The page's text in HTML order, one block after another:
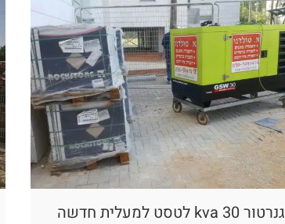
גנרטור 30 kva לטסט למעלית חדשה